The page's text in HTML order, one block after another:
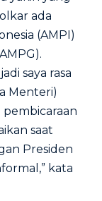
ada
(AMPI)
saya rasa
Menteri)
saat
Presiden
kata